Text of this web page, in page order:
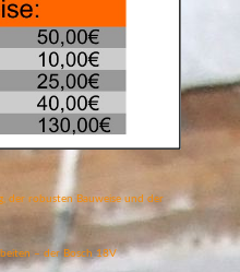
der robusten Bauweise und der
– der Bosch 18V